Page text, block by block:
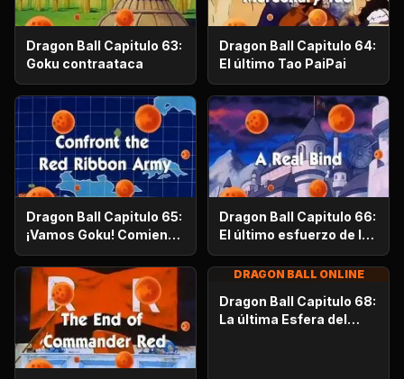
Dragon Ball Capitulo 63:
Goku contraataca
Dragon Ball Capitulo 64:
El último Tao PaiPai
Dragon Ball Capitulo 65:
¡Vamos Goku! Comienza
la pelea
Dragon Ball Capitulo 66:
El último esfuerzo de la
Patrulla Roja
DRAGON BALL ONLINE
Dragon Ball Capitulo 68:
La última Esfera del